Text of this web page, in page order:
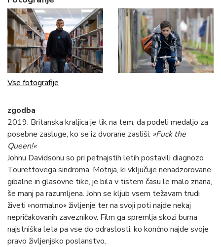
Vse fotografije
zgodba
2019. Britanska kraljica je tik na tem, da podeli medaljo za
posebne zasluge, ko se iz dvorane zasliši: »Fuck the
Queen!«
Johnu Davidsonu so pri petnajstih letih postavili diagnozo
Tourettovega sindroma. Motnja, ki vključuje nenadzorovane
gibalne in glasovne tike, je bila v tistem času le malo znana,
še manj pa razumljena. John se kljub vsem težavam trudi
živeti »normalno« življenje ter na svoji poti najde nekaj
nepričakovanih zaveznikov. Film ga spremlja skozi burna
najstniška leta pa vse do odraslosti, ko končno najde svoje
pravo življenjsko poslanstvo.